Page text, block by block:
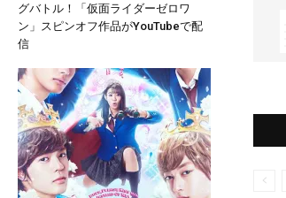
グバトル！「仮面ライダーゼロワ
ン」スピンオフ作品がYouTubeで配
信